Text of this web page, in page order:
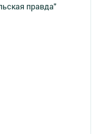
правда"